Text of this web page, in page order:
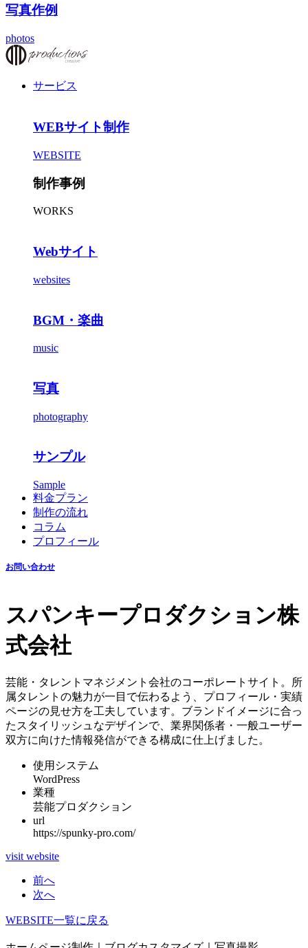
写真作例
photos
サービス
WEBサイト制作
WEBSITE
制作事例
WORKS
Webサイト
websites
BGM・楽曲
music
写真
photography
サンプル
Sample
料金プラン
制作の流れ
コラム
プロフィール
お問い合わせ
スパンキープロダクション株
式会社
芸能・タレントマネジメント会社のコーポレートサイト。所
属タレントの魅力が一目で伝わるよう、プロフィール・実績
ページの見せ方を工夫しています。ブランドイメージに合っ
たスタイリッシュなデザインで、業界関係者・一般ユーザー
双方に向けた情報発信ができる構成に仕上げました。
使用システム
WordPress
業種
芸能プロダクション
url
https://spunky-pro.com/
visit website
前へ
次へ
WEBSITE一覧に戻る